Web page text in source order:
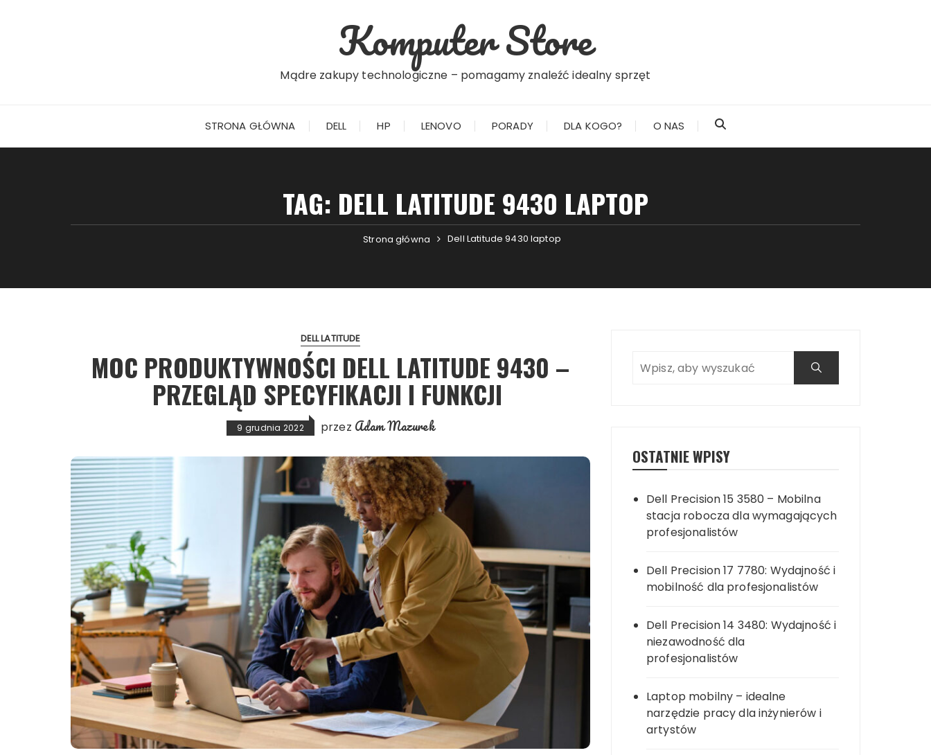
Komputer Store
Mądre zakupy technologiczne – pomagamy znaleźć idealny sprzęt
STRONA GŁÓWNA DELL HP LENOVO PORADY DLA KOGO? O NAS
TAG: DELL LATITUDE 9430 LAPTOP
Strona główna Dell Latitude 9430 laptop
DELL LATITUDE
MOC PRODUKTYWNOŚCI DELL LATITUDE 9430 –
PRZEGLĄD SPECYFIKACJI I FUNKCJI
9 grudnia 2022 przez Adam Mazurek
OSTATNIE WPISY
Dell Precision 15 3580 – Mobilna
stacja robocza dla wymagających
profesjonalistów
Dell Precision 17 7780: Wydajność i
mobilność dla profesjonalistów
Dell Precision 14 3480: Wydajność i
niezawodność dla
profesjonalistów
Laptop mobilny – idealne
narzędzie pracy dla inżynierów i
artystów